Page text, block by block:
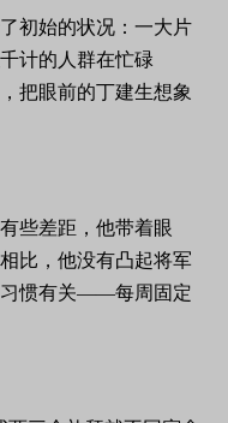
初始的状况：一大片
计的人群在忙碌
把眼前的丁建生想象
些差距，他带着眼
比，他没有凸起将军
习惯有关——每周固定